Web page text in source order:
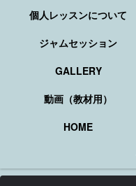
個人レッスンについて
ジャムセッション
GALLERY
動画（教材用）
HOME